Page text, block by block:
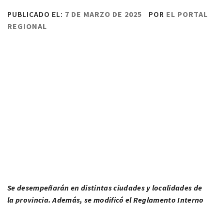
PUBLICADO EL: 7 DE MARZO DE 2025 POR EL PORTAL
REGIONAL
Se desempeñarán en distintas ciudades y localidades de
la provincia. Además, se modificó el Reglamento Interno